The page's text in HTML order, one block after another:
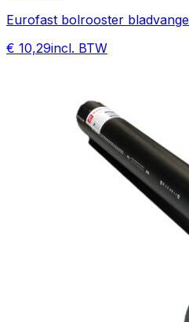
Eurofast bolrooster
€ 10,29incl. BTW